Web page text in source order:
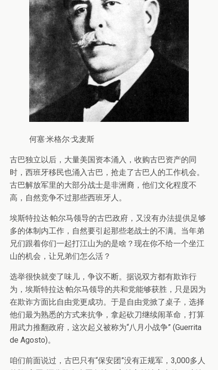
何塞·米格尔·戈麦斯
古巴独立以后，大量美国资本涌入，收购古巴资产的同
时，西班牙移民也涌入古巴，抢走了古巴人的工作机会。
古巴解放军里的大部分战士是非洲裔，他们文化程度不
高，自然竞争不过那些西班牙人。
埃斯特拉达·帕尔马领导的古巴政府，又没有办法提供足够
多的体制内工作，自然要引起那些老战士的不满。当年弟
兄们跟着你们一起打江山为的是啥？现在你不给一个坐江
山的机会，让兄弟们怎么活？
选举很快就变了味儿，争议不断。据说双方都有欺诈行
为，埃斯特拉达·帕尔马领导的共和党能够获胜，只是因为
在欺诈方面比自由党更成功。于是自由党掀了桌子，选择
他们最为熟悉的方式来抗争，拿起砍刀继续闹革命，打算
用武力推翻政府，这次起义被称为“八月小战争” (Guerrita
de Agosto)。
咱们前面说过，古巴只有“保安团”没有正规军，3,000多人